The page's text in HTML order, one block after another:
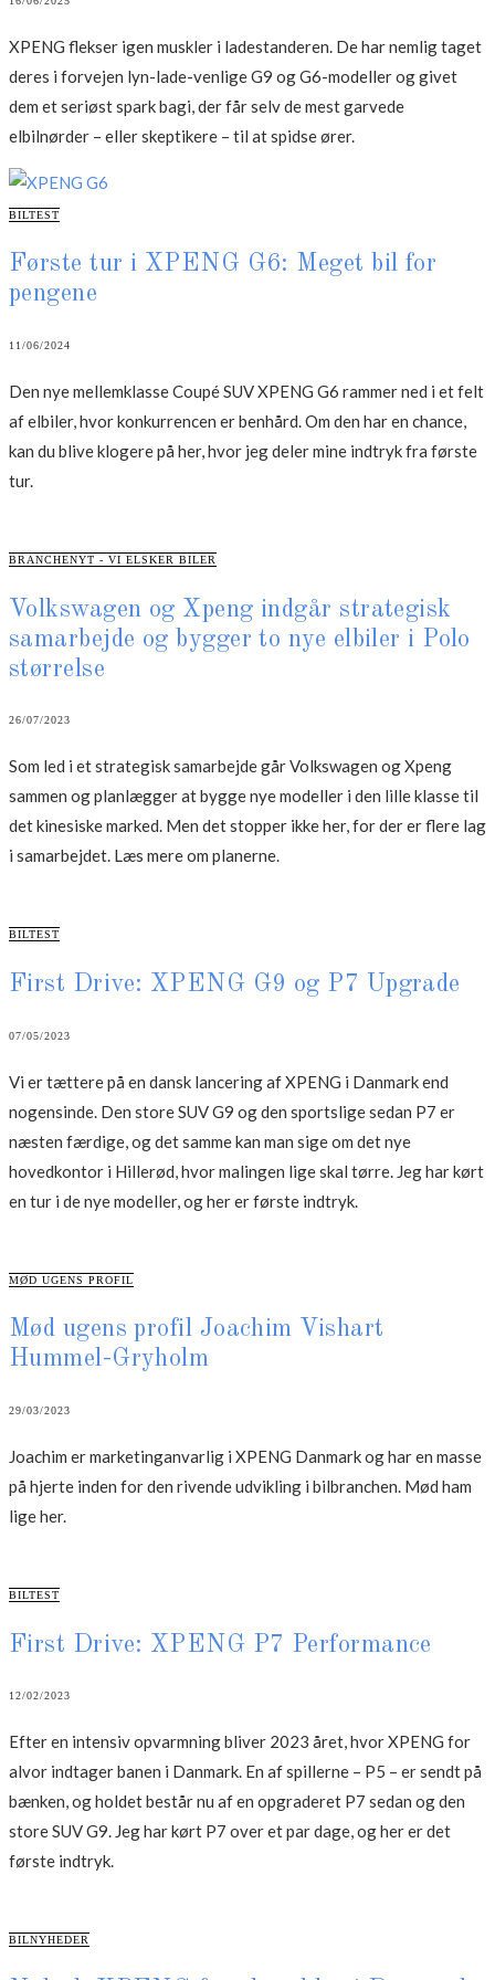
XPENG flekser igen muskler i ladestanderen. De har nemlig taget
deres i forvejen lyn-lade-venlige G9 og G6-modeller og givet
dem et seriøst spark bagi, der får selv de mest garvede
elbilnørder – eller skeptikere – til at spidse ører.
CATEGORIES
BILTEST
Første tur i XPENG G6: Meget bil for
pengene
11/06/2024
Den nye mellemklasse Coupé SUV XPENG G6 rammer ned i et felt
af elbiler, hvor konkurrencen er benhård. Om den har en chance,
kan du blive klogere på her, hvor jeg deler mine indtryk fra første
tur.
CATEGORIES
BRANCHENYT - VI ELSKER BILER
Volkswagen og Xpeng indgår strategisk
samarbejde og bygger to nye elbiler i Polo
størrelse
26/07/2023
Som led i et strategisk samarbejde går Volkswagen og Xpeng
sammen og planlægger at bygge nye modeller i den lille klasse til
det kinesiske marked. Men det stopper ikke her, for der er flere lag
i samarbejdet. Læs mere om planerne.
CATEGORIES
BILTEST
First Drive: XPENG G9 og P7 Upgrade
07/05/2023
Vi er tættere på en dansk lancering af XPENG i Danmark end
nogensinde. Den store SUV G9 og den sportslige sedan P7 er
næsten færdige, og det samme kan man sige om det nye
hovedkontor i Hillerød, hvor malingen lige skal tørre. Jeg har kørt
en tur i de nye modeller, og her er første indtryk.
CATEGORIES
MØD UGENS PROFIL
Mød ugens profil Joachim Vishart
Hummel-Gryholm
29/03/2023
Joachim er marketinganvarlig i XPENG Danmark og har en masse
på hjerte inden for den rivende udvikling i bilbranchen. Mød ham
lige her.
CATEGORIES
BILTEST
First Drive: XPENG P7 Performance
12/02/2023
Efter en intensiv opvarmning bliver 2023 året, hvor XPENG for
alvor indtager banen i Danmark. En af spillerne – P5 – er sendt på
bænken, og holdet består nu af en opgraderet P7 sedan og den
store SUV G9. Jeg har kørt P7 over et par dage, og her er det
første indtryk.
CATEGORIES
BILNYHEDER